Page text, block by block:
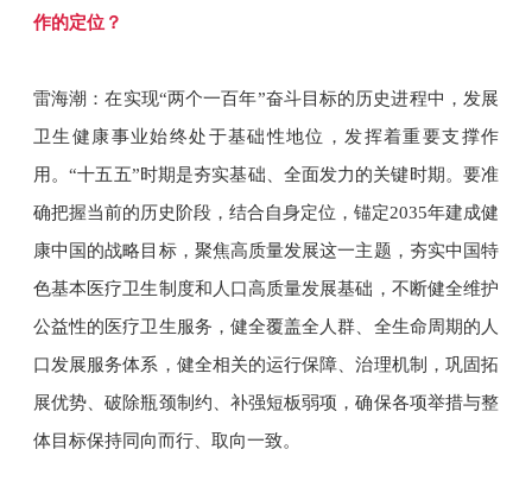
作的定位？
雷海潮：在实现“两个一百年”奋斗目标的历史进程中，发展
卫生健康事业始终处于基础性地位，发挥着重要支撑作
用。“十五五”时期是夯实基础、全面发力的关键时期。要准
确把握当前的历史阶段，结合自身定位，锚定2035年建成健
康中国的战略目标，聚焦高质量发展这一主题，夯实中国特
色基本医疗卫生制度和人口高质量发展基础，不断健全维护
公益性的医疗卫生服务，健全覆盖全人群、全生命周期的人
口发展服务体系，健全相关的运行保障、治理机制，巩固拓
展优势、破除瓶颈制约、补强短板弱项，确保各项举措与整
体目标保持同向而行、取向一致。